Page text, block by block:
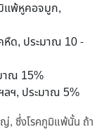
แพ้หูคอจมูก,
หืด, ประมาณ 10 -
าณ 15%
ลฯ, ประมาณ 5%
, ซึ่งโรคภูมิแพ้นั้น ถ้า